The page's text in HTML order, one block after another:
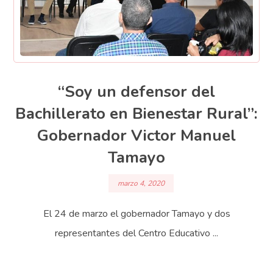
“Soy un defensor del
Bachillerato en Bienestar Rural”:
Gobernador Victor Manuel
Tamayo
marzo 4, 2020
El 24 de marzo el gobernador Tamayo y dos
representantes del Centro Educativo ...